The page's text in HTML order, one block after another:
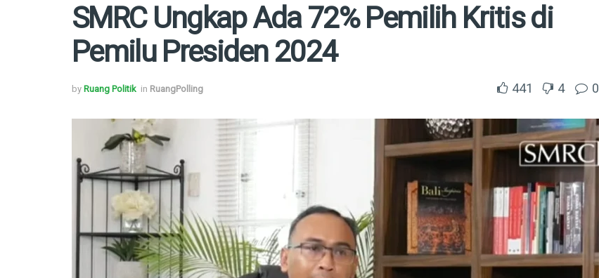
SMRC Ungkap Ada 72% Pemilih Kritis di
Pemilu Presiden 2024
by Ruang Politik in RuangPolling 441 4 0